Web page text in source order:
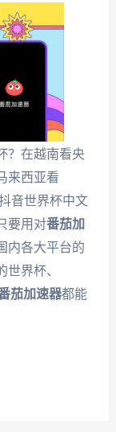
？在越南看央
来西亚看
音世界杯中文
要用对番茄加
内各大平台的
界杯、
茄加速器都能